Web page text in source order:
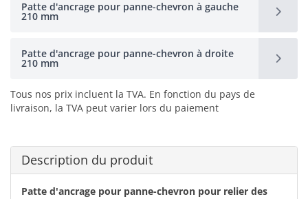
Patte d'ancrage pour panne-chevron à gauche
210 mm
Patte d'ancrage pour panne-chevron à droite
210 mm
Tous nos prix incluent la TVA. En fonction du pays de
livraison, la TVA peut varier lors du paiement
Description du produit
Patte d'ancrage pour panne-chevron pour relier des